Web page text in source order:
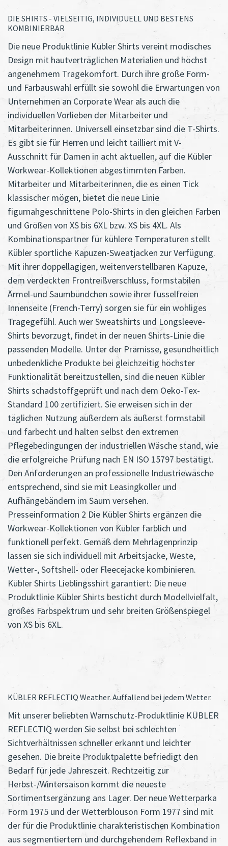
DIE SHIRTS - VIELSEITIG, INDIVIDUELL UND BESTENS
KOMBINIERBAR
Die neue Produktlinie Kübler Shirts vereint modisches
Design mit hautverträglichen Materialien und höchst
angenehmem Tragekomfort. Durch ihre große Form-
und Farbauswahl erfüllt sie sowohl die Erwartungen von
Unternehmen an Corporate Wear als auch die
individuellen Vorlieben der Mitarbeiter und
Mitarbeiterinnen. Universell einsetzbar sind die T-Shirts.
Es gibt sie für Herren und leicht tailliert mit V-
Ausschnitt für Damen in acht aktuellen, auf die Kübler
Workwear-Kollektionen abgestimmten Farben.
Mitarbeiter und Mitarbeiterinnen, die es einen Tick
klassischer mögen, bietet die neue Linie
figurnahgeschnittene Polo-Shirts in den gleichen Farben
und Größen von XS bis 6XL bzw. XS bis 4XL. Als
Kombinationspartner für kühlere Temperaturen stellt
Kübler sportliche Kapuzen-Sweatjacken zur Verfügung.
Mit ihrer doppellagigen, weitenverstellbaren Kapuze,
dem verdeckten Frontreißverschluss, formstabilen
Ärmel-und Saumbündchen sowie ihrer fusselfreien
Innenseite (French-Terry) sorgen sie für ein wohliges
Tragegefühl. Auch wer Sweatshirts und Longsleeve-
Shirts bevorzugt, findet in der neuen Shirts-Linie die
passenden Modelle. Unter der Prämisse, gesundheitlich
unbedenkliche Produkte bei gleichzeitig höchster
Funktionalität bereitzustellen, sind die neuen Kübler
Shirts schadstoffgeprüft und nach dem Oeko-Tex-
Standard 100 zertifiziert. Sie erweisen sich in der
täglichen Nutzung außerdem als äußerst formstabil
und farbecht und halten selbst den extremen
Pflegebedingungen der industriellen Wäsche stand, wie
die erfolgreiche Prüfung nach EN ISO 15797 bestätigt.
Den Anforderungen an professionelle Industriewäsche
entsprechend, sind sie mit Leasingkoller und
Aufhängebändern im Saum versehen.
Presseinformation 2 Die Kübler Shirts ergänzen die
Workwear-Kollektionen von Kübler farblich und
funktionell perfekt. Gemäß dem Mehrlagenprinzip
lassen sie sich individuell mit Arbeitsjacke, Weste,
Wetter-, Softshell- oder Fleecejacke kombinieren.
Kübler Shirts Lieblingsshirt garantiert: Die neue
Produktlinie Kübler Shirts besticht durch Modellvielfalt,
großes Farbspektrum und sehr breiten Größenspiegel
von XS bis 6XL.
KÜBLER REFLECTIQ Weather. Auffallend bei jedem Wetter.
Mit unserer beliebten Warnschutz-Produktlinie KÜBLER
REFLECTIQ werden Sie selbst bei schlechten
Sichtverhältnissen schneller erkannt und leichter
gesehen. Die breite Produktpalette befriedigt den
Bedarf für jede Jahreszeit. Rechtzeitig zur
Herbst-/Wintersaison kommt die neueste
Sortimentsergänzung ans Lager. Der neue Wetterparka
Form 1975 und der Wetterblouson Form 1977 sind mit
der für die Produktlinie charakteristischen Kombination
aus segmentiertem und durchgehendem Reflexband in